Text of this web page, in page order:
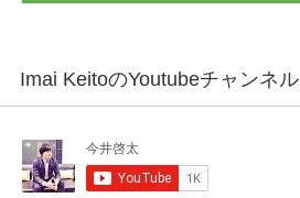
Imai KeitoのYoutubeチャンネル